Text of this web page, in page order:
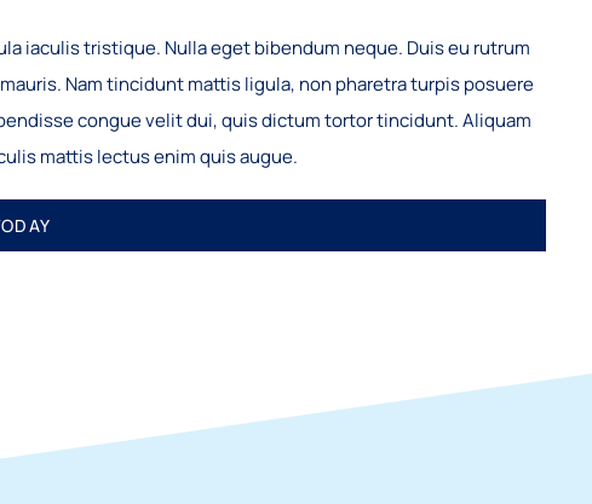
iaculis tristique. Nulla eget bibendum neque. Duis eu rutrum
Nam tincidunt mattis ligula, non pharetra turpis posuere
congue velit dui, quis dictum tortor tincidunt. Aliquam
mattis lectus enim quis augue.